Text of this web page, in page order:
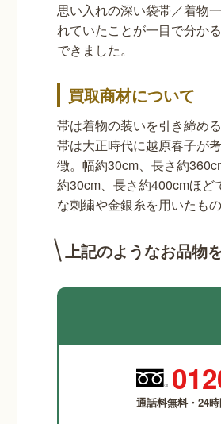
思い入れの深い袋帯／着物
れていたことが一目で分か
できました。
買取商材について
帯は着物の装いを引き締め
帯は大正時代に越原春子が
徴。幅約30cm、長さ約
約30cm、長さ約400cmほ
な刺繍や金銀糸を用いたも
上記のようなお品物
通話料無料・24